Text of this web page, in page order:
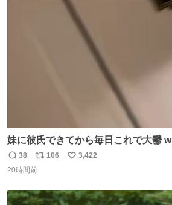
数
妹に彼氏できてから毎日これで大鬱 w
返
信
38
リ
ポ
ト
106
い
数
3,422
20時間前